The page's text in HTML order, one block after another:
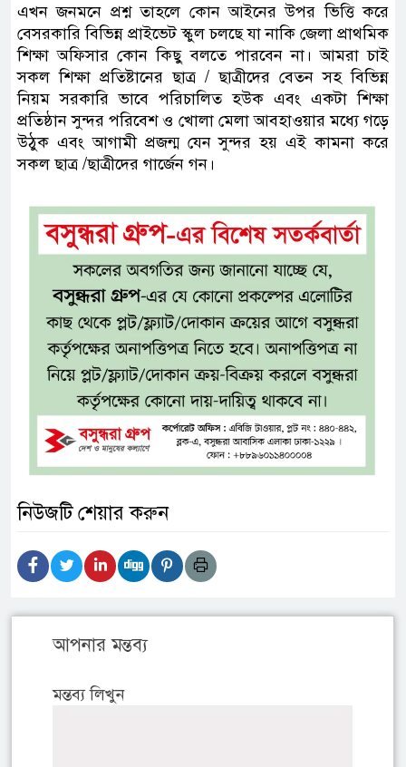
এখন জনমনে প্রশ্ন তাহলে কোন আইনের উপর ভিত্তি করে
বেসরকারি বিভিন্ন প্রাইভেট স্কুল চলছে যা নাকি জেলা প্রাথমিক
শিক্ষা অফিসার কোন কিছু বলতে পারবেন না। আমরা চাই
সকল শিক্ষা প্রতিষ্টানের ছাত্র / ছাত্রীদের বেতন সহ বিভিন্ন
নিয়ম সরকারি ভাবে পরিচালিত হউক এবং একটা শিক্ষা
প্রতিষ্ঠান সুন্দর পরিবেশ ও খোলা মেলা আবহাওয়ার মধ্যে গড়ে
উঠুক এবং আগামী প্রজন্ম যেন সুন্দর হয় এই কামনা করে
সকল ছাত্র /ছাত্রীদের গার্জেন গন।
নিউজটি শেয়ার করুন
আপনার মন্তব্য
মন্তব্য লিখুন